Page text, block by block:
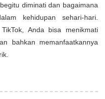
diminati dan bagaimana
kehidupan sehari-hari.
Anda bisa menikmati
bahkan memanfaatkannya